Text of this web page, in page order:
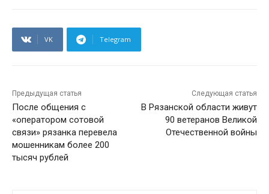
VK Telegram
Предыдущая статья
После общения с
«оператором сотовой
связи» рязанка перевела
мошенникам более 200
тысяч рублей
Следующая статья
В Рязанской области живут
90 ветеранов Великой
Отечественной войны